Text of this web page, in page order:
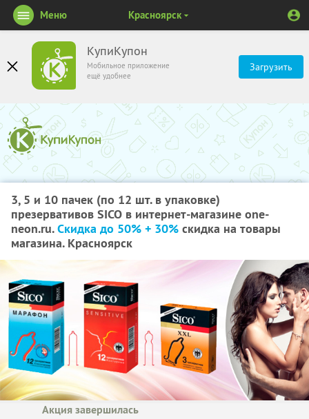
КупиКупон
Мобильное приложение
ещё удобнее
Загрузить
Меню Красноярск
3, 5 и 10 пачек (по 12 шт. в упаковке)
презервативов SICO в интернет-магазине one-
neon.ru.Скидка до 50% + 30% скидка на товары
магазина. Красноярск
Акция завершилась